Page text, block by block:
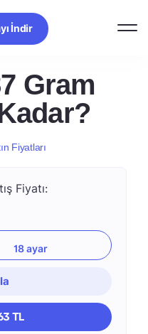
İndir
Gram
Fiyatları
Fiyatı:
TL